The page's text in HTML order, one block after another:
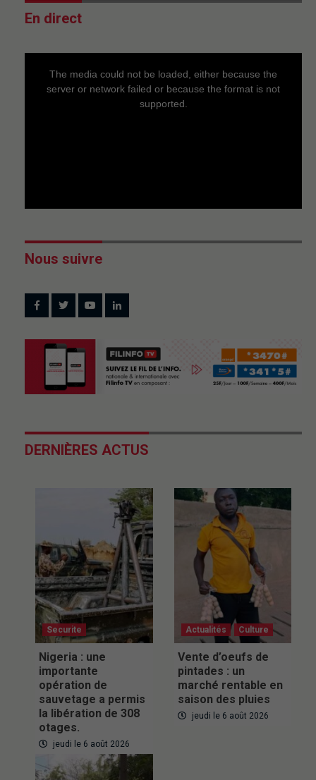
En direct
The media could not be loaded, either because the
server or network failed or because the format is not
supported.
Nous suivre
DERNIÈRES ACTUS
Securite
Nigeria : une
importante
opération de
sauvetage a permis
la libération de 308
otages.
jeudi le 6 août 2026
Actualités Culture
Vente d’oeufs de
pintades : un
marché rentable en
saison des pluies
jeudi le 6 août 2026